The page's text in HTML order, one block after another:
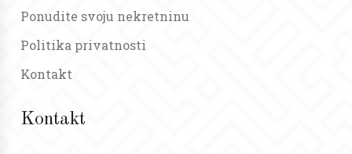
Ponudite svoju nekretninu
Politika privatnosti
Kontakt
Kontakt